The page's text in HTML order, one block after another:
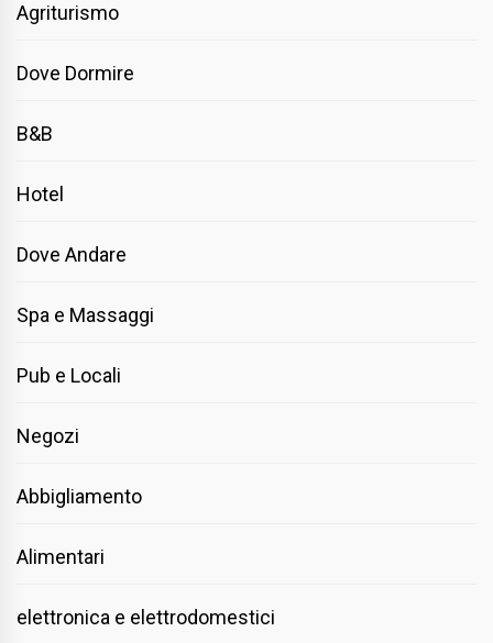
Agriturismo
Dove Dormire
B&B
Hotel
Dove Andare
Spa e Massaggi
Pub e Locali
Negozi
Abbigliamento
Alimentari
elettronica e elettrodomestici